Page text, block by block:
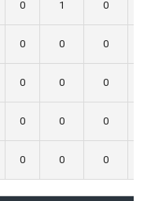
0 1 0
0 0 0
0 0 0
0 0 0
0 0 0